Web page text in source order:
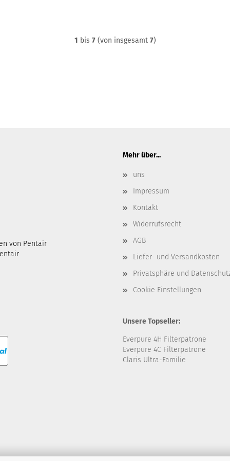
1 bis 7(von insgesamt 7)
von Pentair
Mehr über...
uns
Impressum
Kontakt
Widerrufsrecht
AGB
Liefer- und Versandkosten
Privatsphäre und
Cookie Einstellungen
Unsere Topseller:
Everpure 4H Filterpatrone
Everpure 4C Filterpatrone
Claris Ultra-Familie